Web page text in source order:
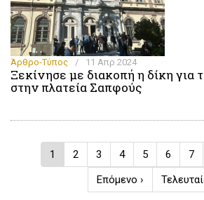
Άρθρο-Τύπος / 11 Απρ 2024
Ξεκίνησε με διακοπή η δίκη για
στην πλατεία Σαπφούς
Σελιδοποίηση
Τρέχουσα
σελίδα
1 Σελίδα
2 Σελίδα
3 Σελίδα
4 Σελίδα
5 Σελίδα
6 7
Next
page
Επόμενο ›
Last
page